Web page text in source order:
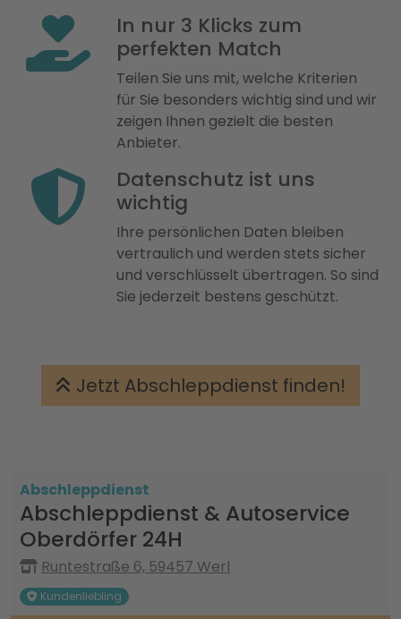
In nur 3 Klicks zum
perfekten Match
Teilen Sie uns mit, welche Kriterien
für Sie besonders wichtig sind und wir
zeigen Ihnen gezielt die besten
Anbieter.
Datenschutz ist uns
wichtig
Ihre persönlichen Daten bleiben
vertraulich und werden stets sicher
und verschlüsselt übertragen. So sind
Sie jederzeit bestens geschützt.
Jetzt Abschleppdienst finden!
Abschleppdienst
Abschleppdienst & Autoservice
Oberdörfer 24H
Runtestraße 6, 59457 Werl
Kundenliebling